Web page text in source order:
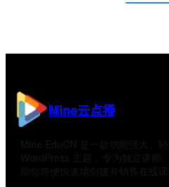
Mine云点播
Mine EduCN 是一款功能强大、
WordPress 主题，专为独立讲师
助你简便快速地创建并销售在线课